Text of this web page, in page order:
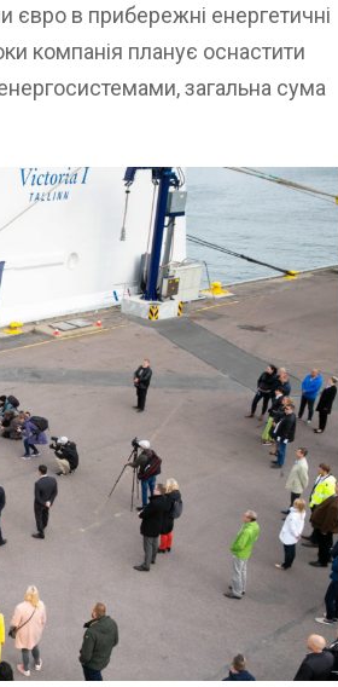
євро в прибережні енергетичні
компанія планує оснастити
загальна сума